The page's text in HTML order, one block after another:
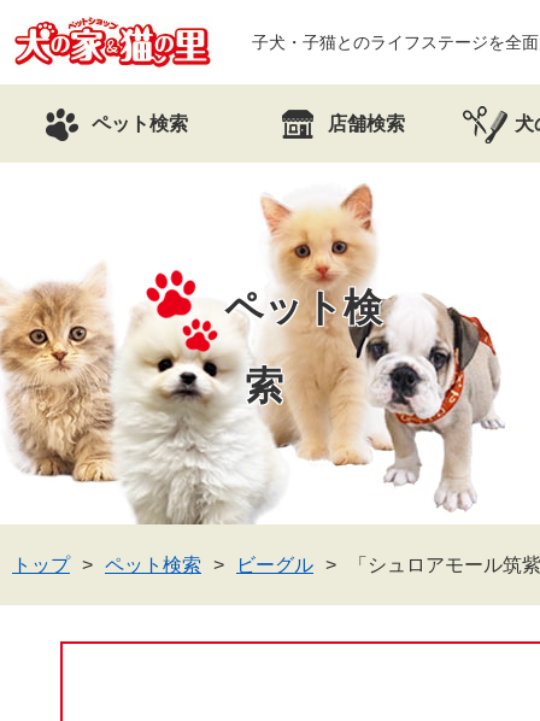
子犬・子猫とのライフステージを全
ペット検索 店舗検索 犬
ペット検
索
トップ ペット検索 ビーグル 「シュロアモール筑